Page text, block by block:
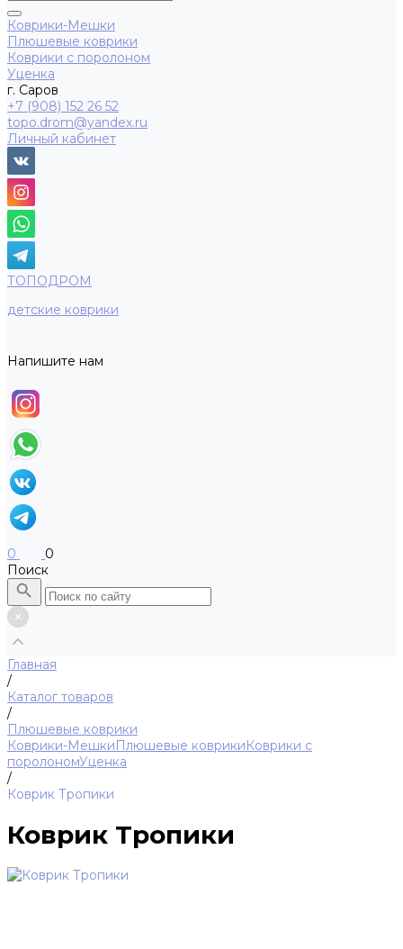
Коврики-Мешки
Плюшевые коврики
Коврики с поролоном
Уценка
г. Саров
+7 (908) 152 26 52
topo.drom@yandex.ru
Личный кабинет
ТОПОДРОМ
детские коврики
Напишите нам
0
0
Поиск
Главная
/
Каталог товаров
/
Плюшевые коврики
Коврики-МешкиПлюшевые коврикиКоврики с
поролономУценка
/
Коврик Тропики
Коврик Тропики